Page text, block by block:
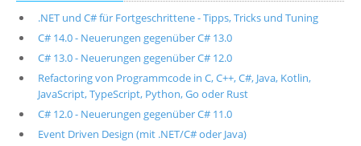
.NET und C# für Fortgeschrittene - Tipps, Tricks und Tuning
C# 14.0 - Neuerungen gegenüber C# 13.0
C# 13.0 - Neuerungen gegenüber C# 12.0
Refactoring von Programmcode in C, C++, C#, Java, Kotlin,
JavaScript, TypeScript, Python, Go oder Rust
C# 12.0 - Neuerungen gegenüber C# 11.0
Event Driven Design (mit .NET/C# oder Java)